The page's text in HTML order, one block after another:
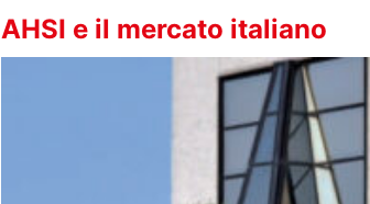
AHSI e il mercato italiano